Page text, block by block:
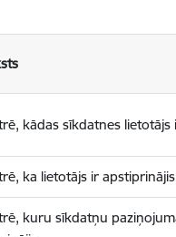
kādas sīkdatnes lietotājs
ka lietotājs ir
kuru sīkdatņu